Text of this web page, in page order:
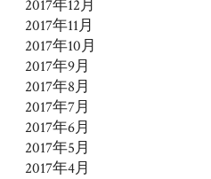
2017年12月
2017年11月
2017年10月
2017年9月
2017年8月
2017年7月
2017年6月
2017年5月
2017年4月